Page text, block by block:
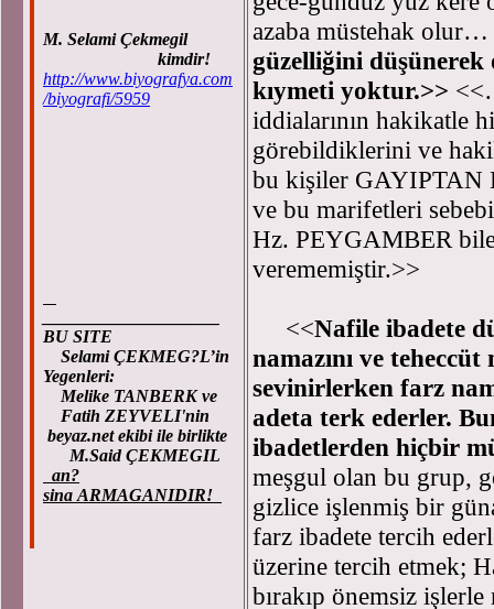
M. Selami Çekmegil
kimdir!
http://www.biyografya.com
/biyografi/5959
BU SITE
Selami ÇEKMEG?L’in
Yegenleri:
Melike TANBERK ve
Fatih ZEYVELI'nin
beyaz.net ekibi ile birlikte
M.Said ÇEKMEGIL
an?
sina ARMAGANIDIR!
azaba müstehak olur…
güzelliğini düşünerek
kıymeti yoktur.>>
iddialarının hakikatle
görebildiklerini ve
bu kişiler GAYIPTAN
ve bu marifetleri
Hz. PEYGAMBER
verememiştir.>>
<<Nafile ibadete
namazını ve
sevinirlerken farz
adeta terk ederler.
ibadetlerden hiçbir
meşgul olan bu grup,
gizlice işlenmiş bir
farz ibadete tercih
üzerine tercih etmek;
bırakıp önemsiz